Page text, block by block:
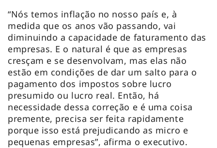
“Nós temos inflação no nosso país e, à
medida que os anos vão passando, vai
diminuindo a capacidade de faturamento das
empresas. E o natural é que as empresas
cresçam e se desenvolvam, mas elas não
estão em condições de dar um salto para o
pagamento dos impostos sobre lucro
presumido ou lucro real. Então, há
necessidade dessa correção e é uma coisa
premente, precisa ser feita rapidamente
porque isso está prejudicando as micro e
pequenas empresas”, afirma o executivo.